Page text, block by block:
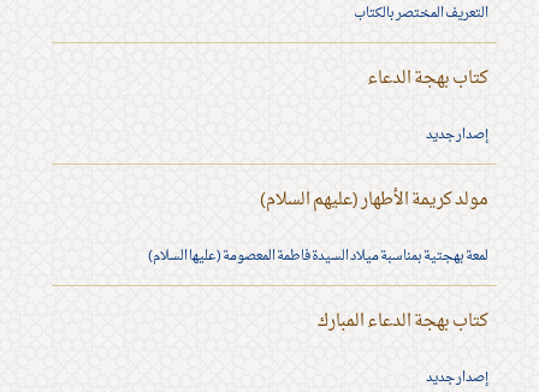
التعريف المختصر بالكتاب
كتاب بهجة الدعاء
إصدار جديد
مولد كريمة الأطهار (عليهم السلام)
لمعة بهجتية بمناسبة ميلاد السيدة فاطمة المعصومة (عليها السلام)
كتاب بهجة الدعاء المبارك
إصدار جديد